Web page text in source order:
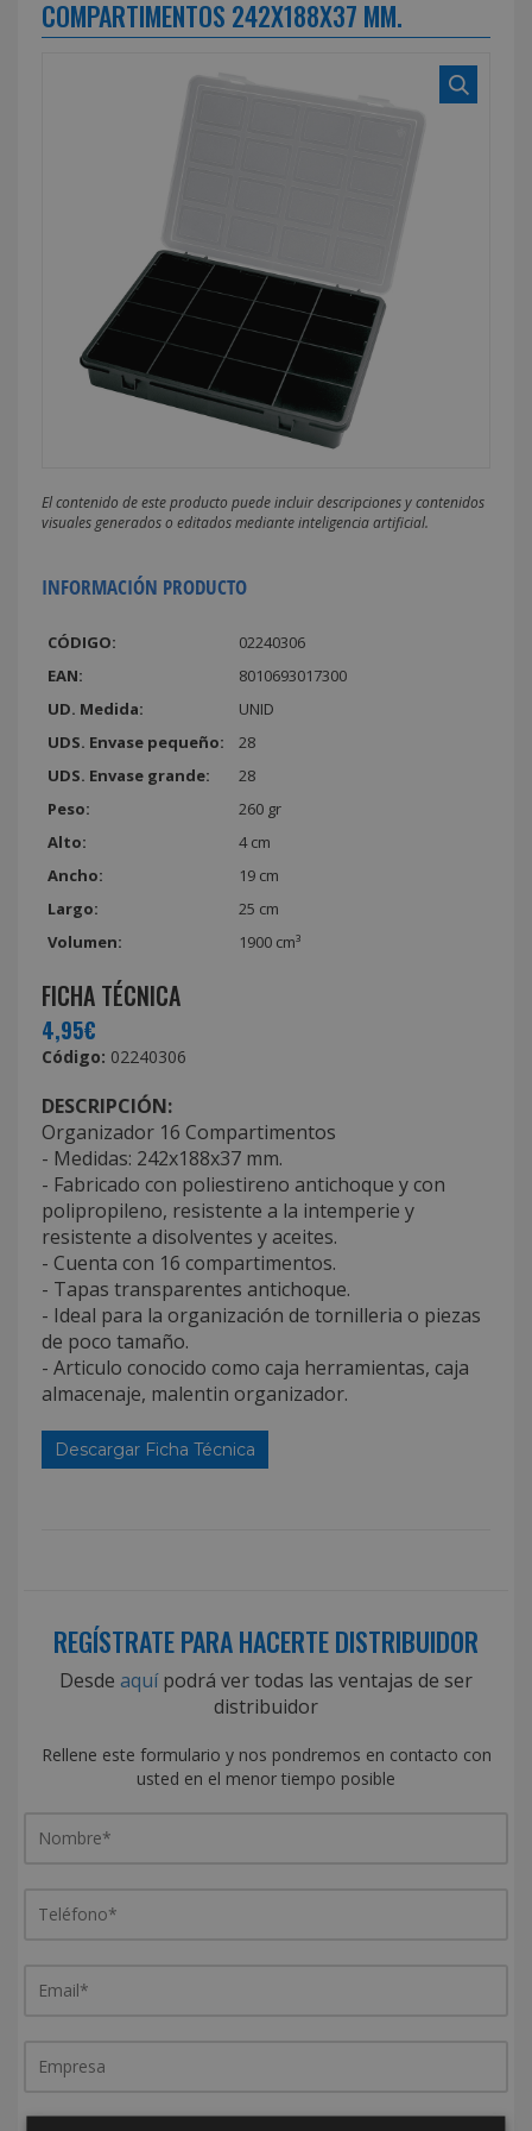
COMPARTIMENTOS 242X188X37 MM.
El contenido de este producto puede incluir descripciones y contenidos
visuales generados o editados mediante inteligencia artificial.
INFORMACIÓN PRODUCTO
CÓDIGO:
02240306
EAN:
8010693017300
UD. Medida:
UNID
UDS. Envase pequeño:
28
UDS. Envase grande:
28
Peso:
260 gr
Alto:
4 cm
Ancho:
19 cm
Largo:
25 cm
Volumen:
1900 cm³
FICHA TÉCNICA
4,95€
Código: 02240306
DESCRIPCIÓN:
Organizador 16 Compartimentos
- Medidas: 242x188x37 mm.
- Fabricado con poliestireno antichoque y con
polipropileno, resistente a la intemperie y
resistente a disolventes y aceites.
- Cuenta con 16 compartimentos.
- Tapas transparentes antichoque.
- Ideal para la organización de tornilleria o piezas
de poco tamaño.
- Articulo conocido como caja herramientas, caja
almacenaje, malentin organizador.
Descargar Ficha Técnica
REGÍSTRATE PARA HACERTE DISTRIBUIDOR
Desde aquípodrá ver todas las ventajas de ser
distribuidor
Rellene este formulario y nos pondremos en contacto con
usted en el menor tiempo posible